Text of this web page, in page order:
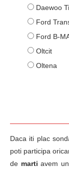
Daewoo
Ford
Ford B-
Oltcit
Oltena
Daca iti plac
poti participa
de marti avem